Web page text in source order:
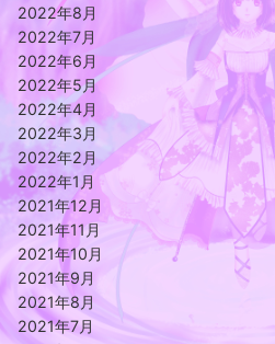
2022年8月
2022年7月
2022年6月
2022年5月
2022年4月
2022年3月
2022年2月
2022年1月
2021年12月
2021年11月
2021年10月
2021年9月
2021年8月
2021年7月